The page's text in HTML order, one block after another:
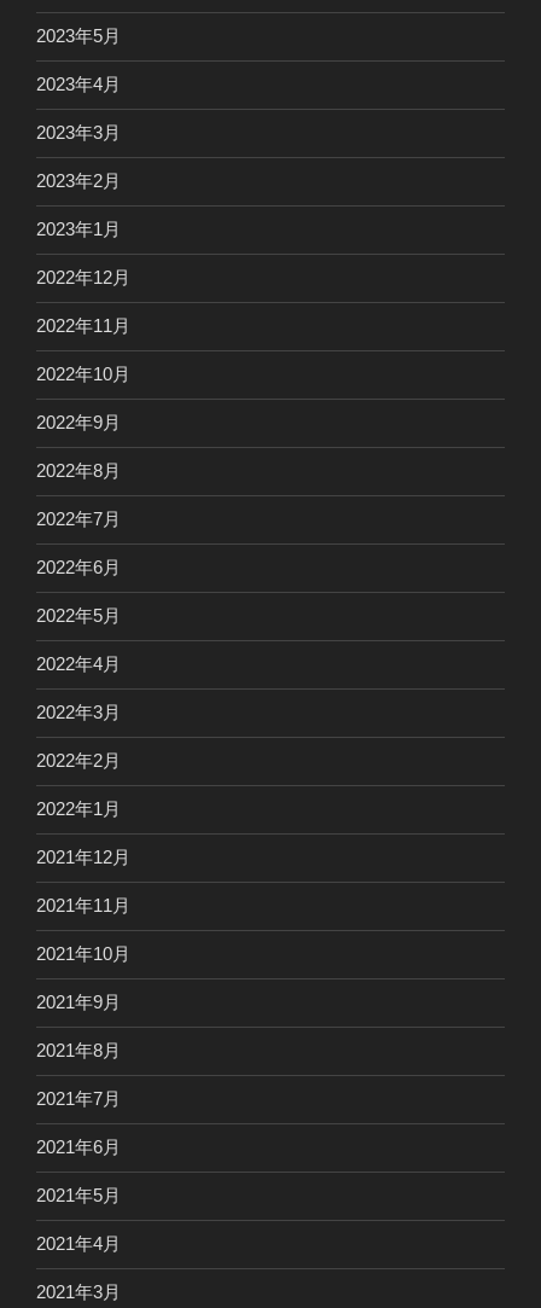
2023年5月
2023年4月
2023年3月
2023年2月
2023年1月
2022年12月
2022年11月
2022年10月
2022年9月
2022年8月
2022年7月
2022年6月
2022年5月
2022年4月
2022年3月
2022年2月
2022年1月
2021年12月
2021年11月
2021年10月
2021年9月
2021年8月
2021年7月
2021年6月
2021年5月
2021年4月
2021年3月